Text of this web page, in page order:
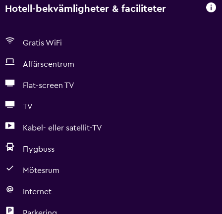
Hotell-bekvämligheter & faciliteter
Gratis WiFi
Affärscentrum
Flat-screen TV
TV
Kabel- eller satellit-TV
Flygbuss
Mötesrum
Internet